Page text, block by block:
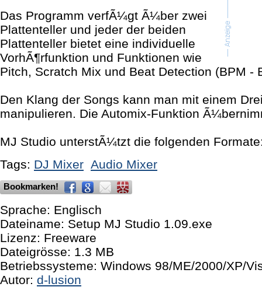
Das Programm verfÃ¼gt Ã¼ber zwei
Plattenteller und jeder der beiden
Plattenteller bietet eine individuelle
VorhÃ¶rfunktion und Funktionen wie
Pitch, Scratch Mix und Beat Detection (BPM -
Den Klang der Songs kann man mit einem
manipulieren. Die Automix-Funktion
MJ Studio unterstÃ¼tzt die folgenden
Tags: DJ Mixer Audio Mixer
Bookmarken!
Sprache: Englisch
Dateiname: Setup MJ Studio 1.09.exe
Lizenz: Freeware
Dateigrösse: 1.3 MB
Betriebssysteme: Windows 98/ME/2000/XP/
Autor: d-lusion